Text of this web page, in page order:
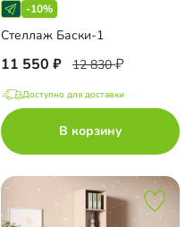
-10%
Стеллаж Баски-1
11 550 12 830
Доступно для доставки
В корзину